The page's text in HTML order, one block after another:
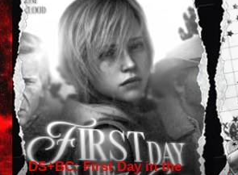
DS+BC: First Day in the